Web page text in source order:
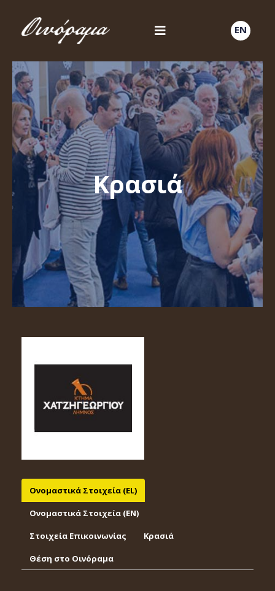
EN
Κρασιά
Ονομαστικά Στοιχεία (EL)
Ονομαστικά Στοιχεία (EΝ)
Στοιχεία Επικοινωνίας Κρασιά
Θέση στο Οινόραμα